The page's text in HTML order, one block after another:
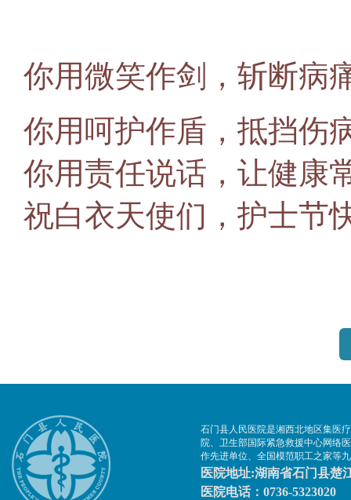
你用微笑作剑，斩断病
你用呵护作盾，抵挡伤
你用责任说话，让健康
祝白衣天使们，护士节
石门县人民医院是湘西北地区集医
院、卫生部国际紧急救援中心网络
作先进单位、全国模范职工之家等
医院地址:湖南省石门县楚
医院电话：0736-5323020